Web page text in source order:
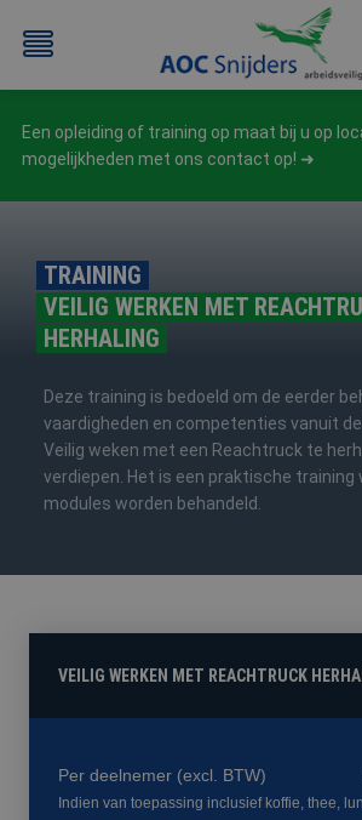
BEHEERDER
BMI
ATEX
/
NEN3140
BESLOTEN
BELASTING
/
HYGIËNE
/
/
VCA
Een opleiding of training op maat bij u op
mogelijkheden met ons contact op!
TRAINING
VEILIG WERKEN MET
HERHALING
Deze training is bedoeld om de eerder
vaardigheden en competenties vanuit
Veilig weken met een Reachtruck te
verdiepen. Het is een praktische training
modules worden behandeld.
VEILIG WERKEN MET REACHTRUCK
Per deelnemer (excl. BTW)
Indien van toepassing inclusief koffie, thee,